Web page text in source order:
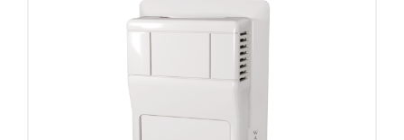
Nhà phân phối cảm biến